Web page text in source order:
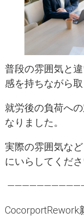
普段の雰囲気と
感を持ちながら取
就労後の負荷へ
なりました。
実際の雰囲気な
にいらしてくださ
CocorportRework